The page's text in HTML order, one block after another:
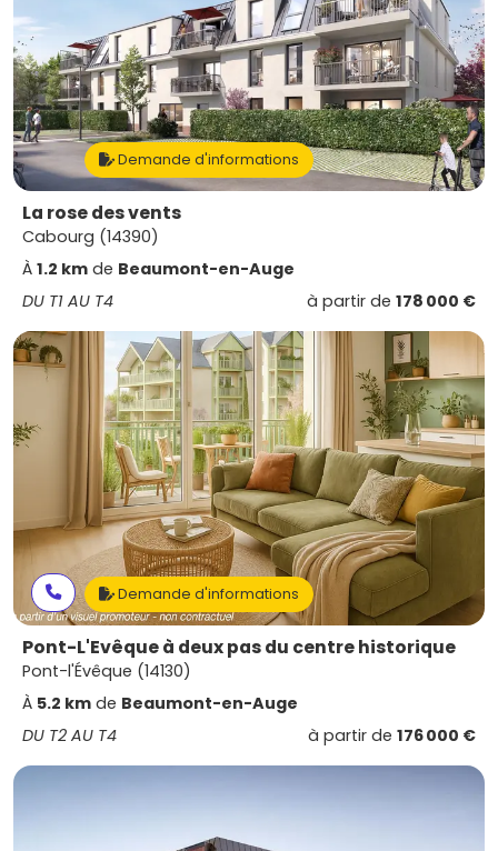
Demande d'informations
La rose des vents
Cabourg (14390)
À 1.2 km de Beaumont-en-Auge
DU T1 AU T4
à partir de 178 000 €
Demande d'informations
Pont-L'Evêque à deux pas du centre historique
Pont-l'Évêque (14130)
À 5.2 km de Beaumont-en-Auge
DU T2 AU T4
à partir de 176 000 €